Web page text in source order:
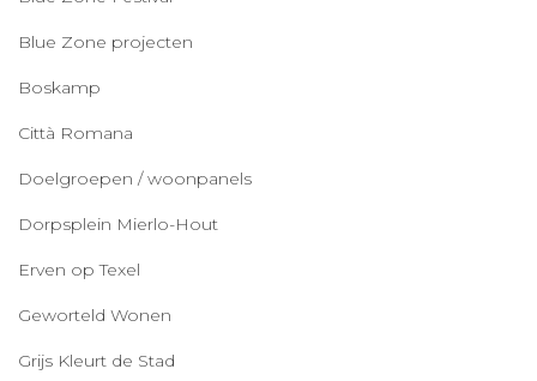
Blue Zone projecten
Boskamp
Città Romana
Doelgroepen / woonpanels
Dorpsplein Mierlo-Hout
Erven op Texel
Geworteld Wonen
Grijs Kleurt de Stad